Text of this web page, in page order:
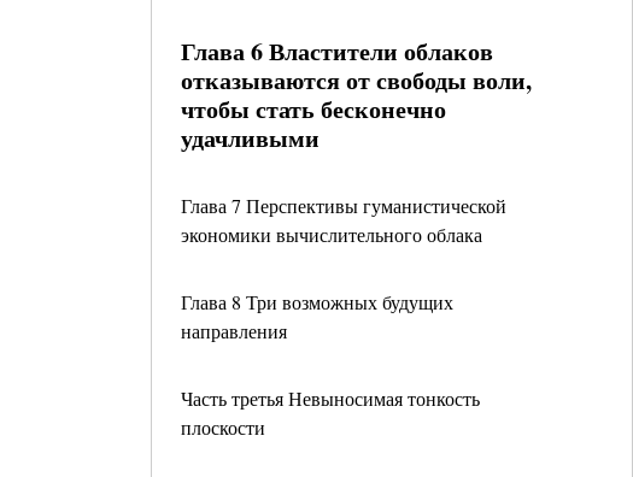
Глава 6 Властители облаков
отказываются от свободы воли,
чтобы стать бесконечно
удачливыми
Глава 7 Перспективы гуманистической
экономики вычислительного облака
Глава 8 Три возможных будущих
направления
Часть третья Невыносимая тонкость
плоскости